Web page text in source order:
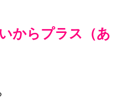
からプラス（あ